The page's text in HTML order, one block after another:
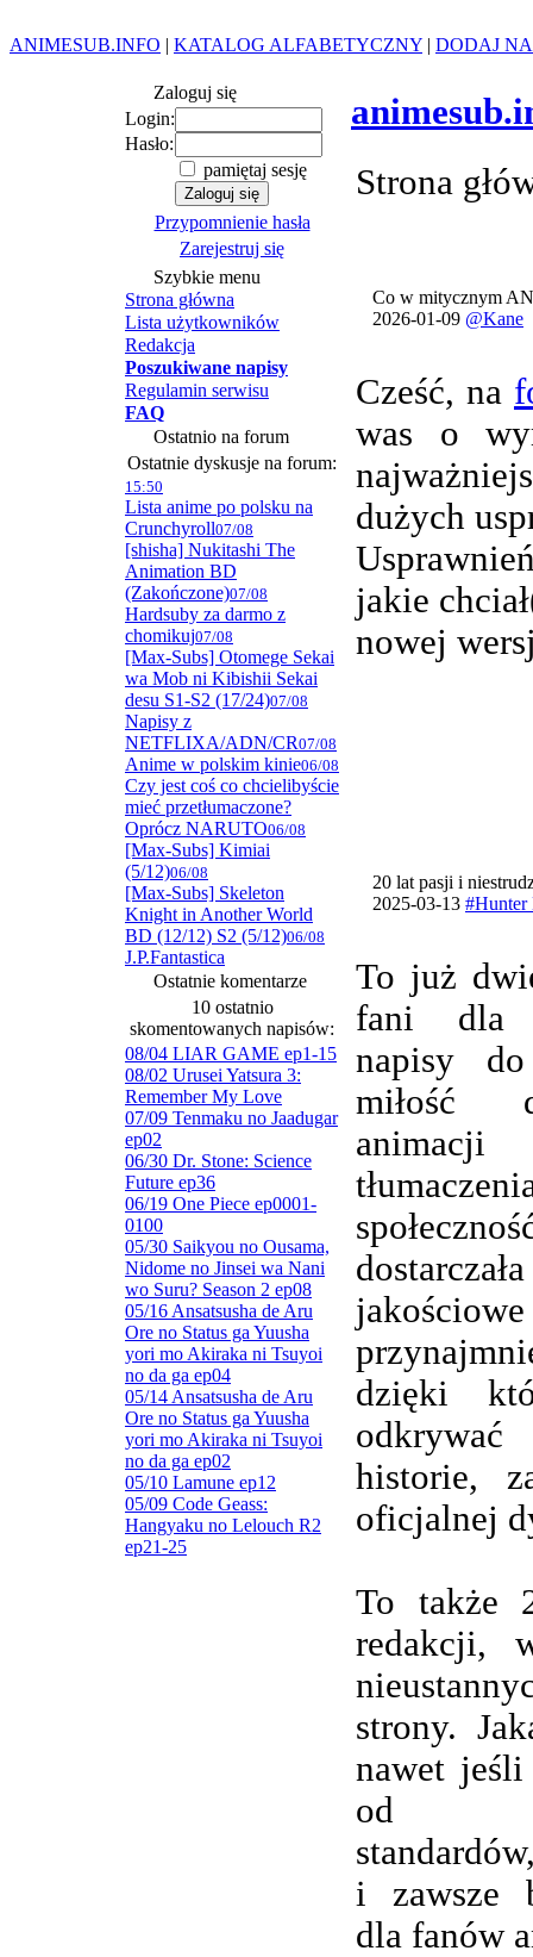
ANIMESUB.INFO | KATALOG ALFABETYCZNY | DODAJ
Zaloguj się
Login:
Hasło:
pamiętaj sesję
Przypomnienie hasła
Zarejestruj się
Szybkie menu
Strona główna
Lista użytkowników
Redakcja
Poszukiwane napisy
Regulamin serwisu
FAQ
Ostatnio na forum
Ostatnie dyskusje na forum:
15:50
Lista anime po polsku na
Crunchyroll07/08
[shisha] Nukitashi The
Animation BD
(Zakończone)07/08
Hardsuby za darmo z
chomikuj07/08
[Max-Subs] Otomege Sekai
wa Mob ni Kibishii Sekai
desu S1-S2 (17/24)07/08
Napisy z
NETFLIXA/ADN/CR07/08
Anime w polskim kinie06/08
Czy jest coś co chcielibyście
mieć przetłumaczone?
Oprócz NARUTO06/08
[Max-Subs] Kimiai
(5/12)06/08
[Max-Subs] Skeleton
Knight in Another World
BD (12/12) S2 (5/12)06/08
J.P.Fantastica
Ostatnie komentarze
10 ostatnio
skomentowanych napisów:
08/04 LIAR GAME ep1-15
08/02 Urusei Yatsura 3:
Remember My Love
07/09 Tenmaku no Jaadugar
ep02
06/30 Dr. Stone: Science
Future ep36
06/19 One Piece ep0001-
0100
05/30 Saikyou no Ousama,
Nidome no Jinsei wa Nani
wo Suru? Season 2 ep08
05/16 Ansatsusha de Aru
Ore no Status ga Yuusha
yori mo Akiraka ni Tsuyoi
no da ga ep04
05/14 Ansatsusha de Aru
Ore no Status ga Yuusha
yori mo Akiraka ni Tsuyoi
no da ga ep02
05/10 Lamune ep12
05/09 Code Geass:
Hangyaku no Lelouch R2
ep21-25
Strona
Co w mitycznym
2026-01-09 @Kane
Cześć, na
was o
dużych
jakie
nowej
20 lat pasji i
2025-03-13
To już
fani dla
napisy
miłość
dzięki
historie,
oficjalnej
To także
redakcji,
strony.
nawet
od
i zawsze
dla fanów